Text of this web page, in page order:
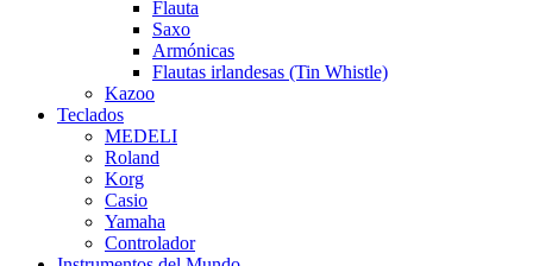
Flauta
Saxo
Armónicas
Flautas irlandesas (Tin Whistle)
Kazoo
Teclados
MEDELI
Roland
Korg
Casio
Yamaha
Controlador